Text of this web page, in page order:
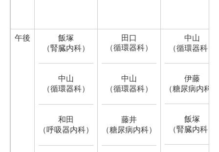
午後
飯塚
（腎臓内科）
中山
（循環器科）
和田
（呼吸器内科）
田口
（循環器科）
中山
（循環器科）
藤井
（糖尿病内科）
中山
（循環器科）
伊藤
（糖尿病内科）
飯塚
（腎臓内科）